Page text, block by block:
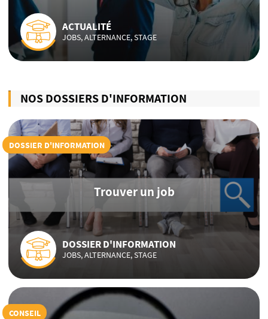
ACTUALITÉ
JOBS, ALTERNANCE, STAGE
NOS DOSSIERS D'INFORMATION
DOSSIER D'INFORMATION
Trouver un job
DOSSIER D'INFORMATION
JOBS, ALTERNANCE, STAGE
CONSEIL